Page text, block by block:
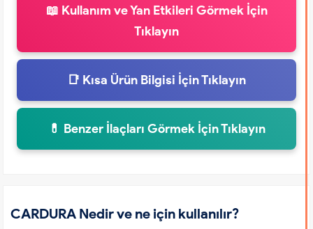
📖 Kullanım ve Yan Etkileri Görmek İçin
Tıklayın
📑 Kısa Ürün Bilgisi İçin Tıklayın
💊 Benzer İlaçları Görmek İçin Tıklayın
CARDURA Nedir ve ne için kullanılır?